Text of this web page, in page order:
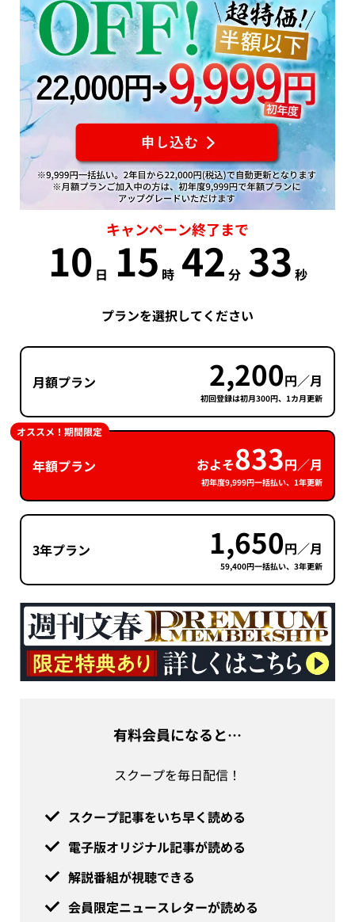
キャンペーン終了まで
10 日 15 時 42 分 32 秒
プランを選択してください
月額プラン 2,200円／月
初回登録は初月300円、1カ月更新
年額プラン およそ833円／月
初年度9,999円一括払い、1年更新
オススメ！期間限定
3年プラン 1,650円／月
59,400円一括払い、3年更新
有料会員になると…
スクープを毎日配信！
スクープ記事をいち早く読める
電子版オリジナル記事が読める
解説番組が視聴できる
会員限定ニュースレターが読める